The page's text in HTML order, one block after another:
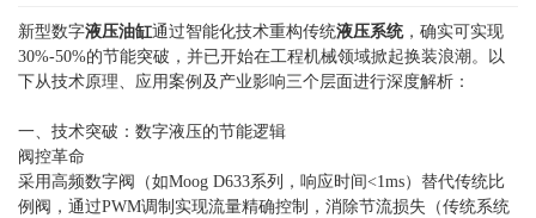
新型数字液压油缸通过智能化技术重构传统液压系统，确实可实现
30%-50%的节能突破，并已开始在工程机械领域掀起换装浪潮。以
下从技术原理、应用案例及产业影响三个层面进行深度解析：
一、技术突破：数字液压的节能逻辑
阀控革命
采用高频数字阀（如Moog D633系列，响应时间<1ms）替代传统比
例阀，通过PWM调制实现流量精确控制，消除节流损失（传统系统